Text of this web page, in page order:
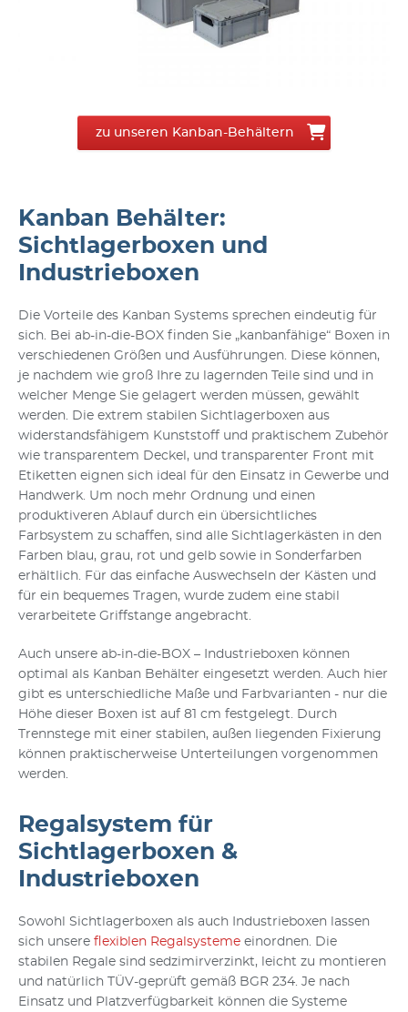
zu unseren Kanban-Behältern
Kanban Behälter:
Sichtlagerboxen und
Industrieboxen
Die Vorteile des Kanban Systems sprechen eindeutig für
sich. Bei ab-in-die-BOX finden Sie „kanbanfähige“ Boxen in
verschiedenen Größen und Ausführungen. Diese können,
je nachdem wie groß Ihre zu lagernden Teile sind und in
welcher Menge Sie gelagert werden müssen, gewählt
werden. Die extrem stabilen Sichtlagerboxen aus
widerstandsfähigem Kunststoff und praktischem Zubehör
wie transparentem Deckel, und transparenter Front mit
Etiketten eignen sich ideal für den Einsatz in Gewerbe und
Handwerk. Um noch mehr Ordnung und einen
produktiveren Ablauf durch ein übersichtliches
Farbsystem zu schaffen, sind alle Sichtlagerkästen in den
Farben blau, grau, rot und gelb sowie in Sonderfarben
erhältlich. Für das einfache Auswechseln der Kästen und
für ein bequemes Tragen, wurde zudem eine stabil
verarbeitete Griffstange angebracht.
Auch unsere ab-in-die-BOX – Industrieboxen können
optimal als Kanban Behälter eingesetzt werden. Auch hier
gibt es unterschiedliche Maße und Farbvarianten - nur die
Höhe dieser Boxen ist auf 81 cm festgelegt. Durch
Trennstege mit einer stabilen, außen liegenden Fixierung
können praktischerweise Unterteilungen vorgenommen
werden.
Regalsystem für
Sichtlagerboxen &
Industrieboxen
Sowohl Sichtlagerboxen als auch Industrieboxen lassen
sich unsere flexiblen Regalsysteme einordnen. Die
stabilen Regale sind sedzimirverzinkt, leicht zu montieren
und natürlich TÜV-geprüft gemäß BGR 234. Je nach
Einsatz und Platzverfügbarkeit können die Systeme